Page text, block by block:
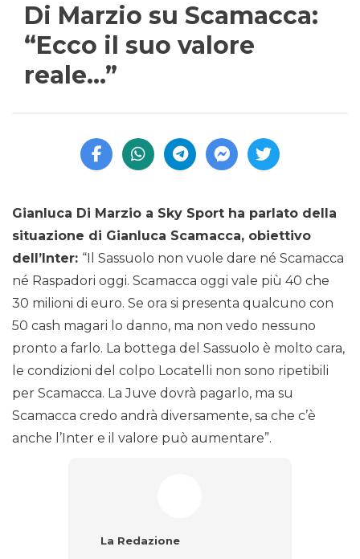
Di Marzio su Scamacca:
“Ecco il suo valore
reale…”
Gianluca Di Marzio a Sky Sport ha parlato della
situazione di Gianluca Scamacca, obiettivo
dell’Inter: “Il Sassuolo non vuole dare né Scamacca
né Raspadori oggi. Scamacca oggi vale più 40 che
30 milioni di euro. Se ora si presenta qualcuno con
50 cash magari lo danno, ma non vedo nessuno
pronto a farlo. La bottega del Sassuolo è molto cara,
le condizioni del colpo Locatelli non sono ripetibili
per Scamacca. La Juve dovrà pagarlo, ma su
Scamacca credo andrà diversamente, sa che c’è
anche l’Inter e il valore può aumentare”.
La Redazione